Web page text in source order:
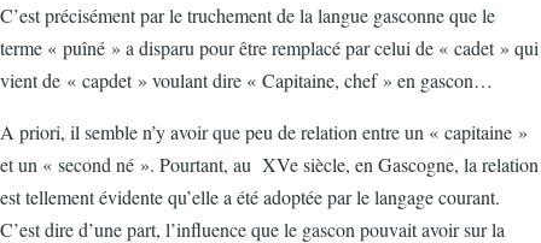
C’est précisément par le truchement de la langue gasconne que le
terme « puîné » a disparu pour être remplacé par celui de « cadet » qui
vient de « capdet » voulant dire « Capitaine, chef » en gascon…
A priori, il semble n’y avoir que peu de relation entre un « capitaine »
et un « second né ». Pourtant, au XVe siècle, en Gascogne, la relation
est tellement évidente qu’elle a été adoptée par le langage courant.
C’est dire d’une part, l’influence que le gascon pouvait avoir sur la